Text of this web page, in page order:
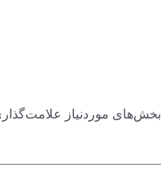
بخش‌های موردنیاز